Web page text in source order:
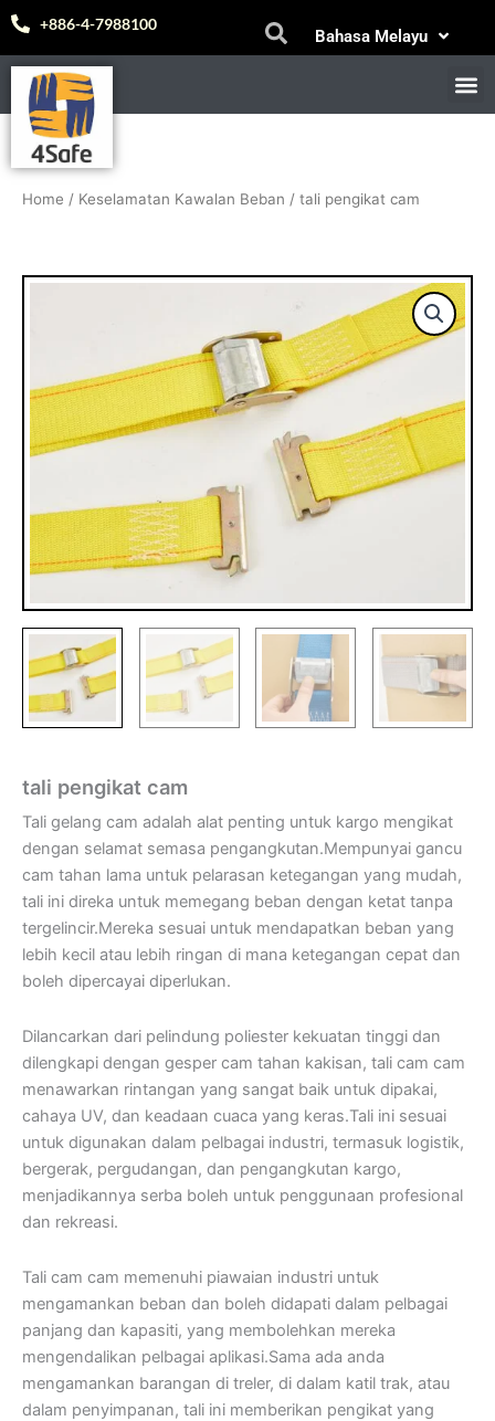
Skip
content
+886-4-7988100
Bahasa Melayu
中文 (台灣)
Home / Keselamatan Kawalan Beban / tali pengikat cam
tali pengikat cam
Tali gelang cam adalah alat penting untuk kargo mengikat
dengan selamat semasa pengangkutan.Mempunyai gancu
cam tahan lama untuk pelarasan ketegangan yang mudah,
tali ini direka untuk memegang beban dengan ketat tanpa
tergelincir.Mereka sesuai untuk mendapatkan beban yang
lebih kecil atau lebih ringan di mana ketegangan cepat dan
boleh dipercayai diperlukan.
Dilancarkan dari pelindung poliester kekuatan tinggi dan
dilengkapi dengan gesper cam tahan kakisan, tali cam cam
menawarkan rintangan yang sangat baik untuk dipakai,
cahaya UV, dan keadaan cuaca yang keras.Tali ini sesuai
untuk digunakan dalam pelbagai industri, termasuk logistik,
bergerak, pergudangan, dan pengangkutan kargo,
menjadikannya serba boleh untuk penggunaan profesional
dan rekreasi.
Tali cam cam memenuhi piawaian industri untuk
mengamankan beban dan boleh didapati dalam pelbagai
panjang dan kapasiti, yang membolehkan mereka
mengendalikan pelbagai aplikasi.Sama ada anda
mengamankan barangan di treler, di dalam katil trak, atau
dalam penyimpanan, tali ini memberikan pengikat yang